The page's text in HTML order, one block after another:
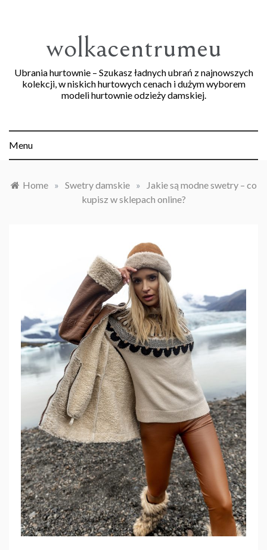
wolkacentrumeu
Ubrania hurtownie – Szukasz ładnych ubrań z najnowszych
kolekcji, w niskich hurtowych cenach i dużym wyborem
modeli hurtownie odzieży damskiej.
Menu
Home » Swetry damskie »
Jakie są modne swetry – co
kupisz w sklepach online?